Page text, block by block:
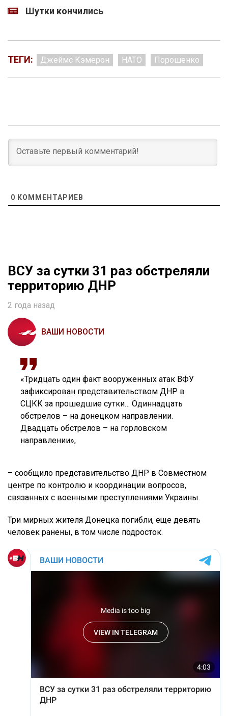
Шутки кончились
ТЕГИ: Джеймс Кэмерон НАТО Порошенко
0 КОММЕНТАРИЕВ
ВСУ за сутки 31 раз обстреляли
территорию ДНР
2 года назад
ВАШИ НОВОСТИ
«Тридцать один факт вооруженных атак ВФУ
зафиксирован представительством ДНР в
СЦКК за прошедшие сутки… Одиннадцать
обстрелов – на донецком направлении.
Двадцать обстрелов – на горловском
направлении»,
– сообщило представительство ДНР в Совместном
центре по контролю и координации вопросов,
связанных с военными преступлениями Украины.
Три мирных жителя Донецка погибли, еще девять
человек ранены, в том числе подросток.